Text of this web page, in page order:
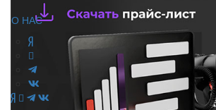
О НАС